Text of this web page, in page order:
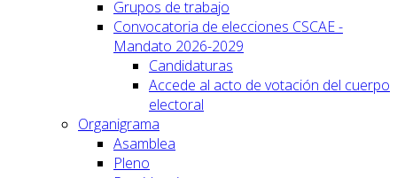
Grupos de trabajo
Convocatoria de elecciones CSCAE -
Mandato 2026-2029
Candidaturas
Accede al acto de votación del cuerpo
electoral
Organigrama
Asamblea
Pleno